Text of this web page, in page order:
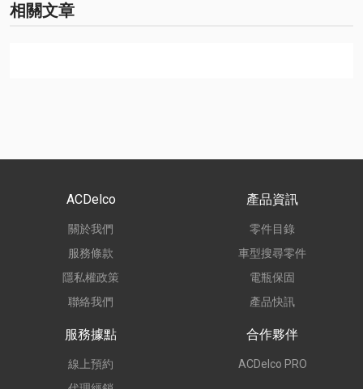
相關文章
ACDelco
關於我們
服務條款
隱私權政策
聯絡我們
產品資訊
零件目錄
車型搜尋零件
電瓶保固
產品快訊
服務據點
線上預約
合作夥伴
ACDelco PRO